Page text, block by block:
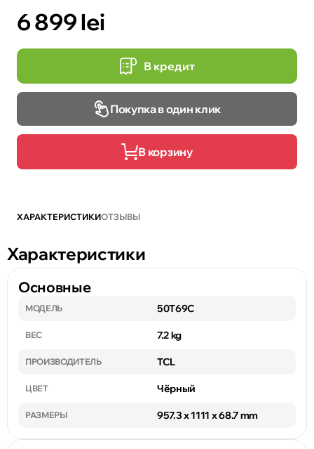
6 899 lei
В кредит
Покупка в один клик
В корзину
ХАРАКТЕРИСТИКИОТЗЫВЫ
Характеристики
Основные
МОДЕЛЬ 50T69C
ВЕС 7.2 kg
ПРОИЗВОДИТЕЛЬ TCL
ЦВЕТ Чёрный
РАЗМЕРЫ 957.3 x 1111 x 68.7 mm